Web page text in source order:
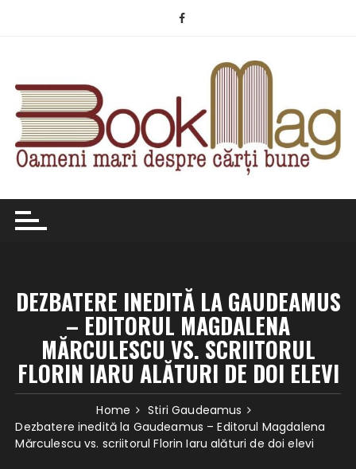
DEZBATERE INEDITĂ LA GAUDEAMUS
– EDITORUL MAGDALENA
MĂRCULESCU VS. SCRIITORUL
FLORIN IARU ALĂTURI DE DOI ELEVI
Home
Stiri Gaudeamus
Dezbatere inedită la Gaudeamus – Editorul Magdalena
Mărculescu vs. scriitorul Florin Iaru alături de doi elevi